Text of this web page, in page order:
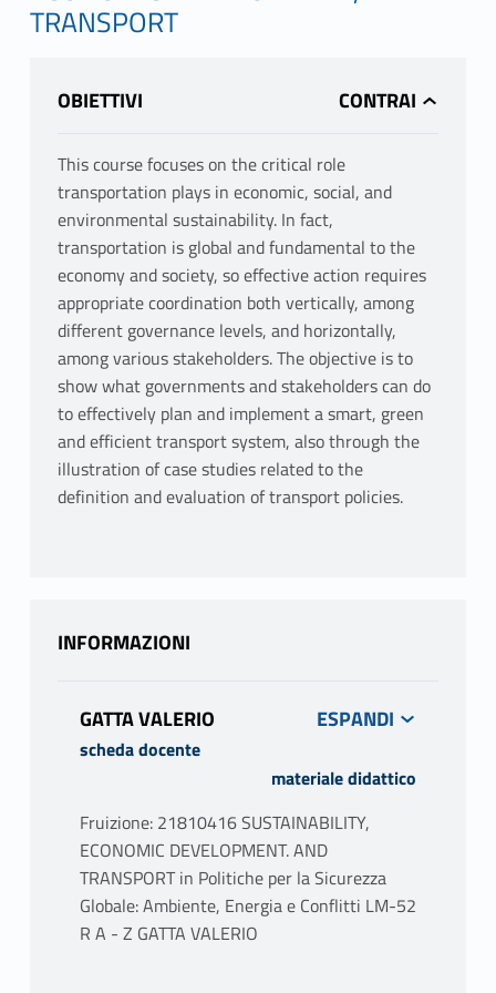
TRANSPORT
OBIETTIVI
This course focuses on the critical role
transportation plays in economic, social, and
environmental sustainability. In fact,
transportation is global and fundamental to the
economy and society, so effective action requires
appropriate coordination both vertically, among
different governance levels, and horizontally,
among various stakeholders. The objective is to
show what governments and stakeholders can do
to effectively plan and implement a smart, green
and efficient transport system, also through the
illustration of case studies related to the
definition and evaluation of transport policies.
INFORMAZIONI
GATTA VALERIO
scheda docente
materiale didattico
Fruizione: 21810416 SUSTAINABILITY,
ECONOMIC DEVELOPMENT. AND
TRANSPORT in Politiche per la Sicurezza
Globale: Ambiente, Energia e Conflitti LM-52
R A - Z GATTA VALERIO